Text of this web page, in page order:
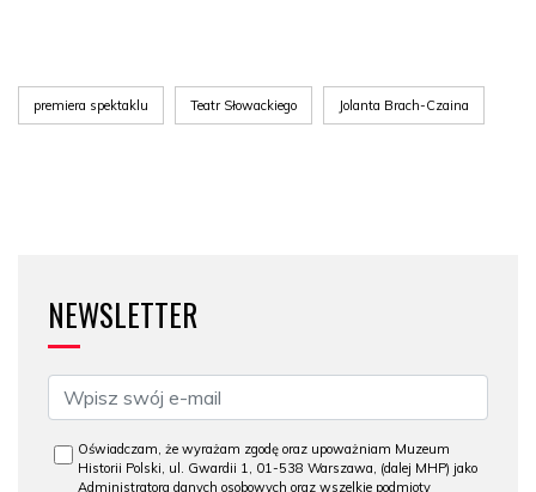
premiera spektaklu Teatr Słowackiego Jolanta Brach-Czaina
NEWSLETTER
Oświadczam, że wyrażam zgodę oraz upoważniam Muzeum
Historii Polski, ul. Gwardii 1, 01-538 Warszawa, (dalej MHP) jako
Administratora danych osobowych oraz wszelkie podmioty